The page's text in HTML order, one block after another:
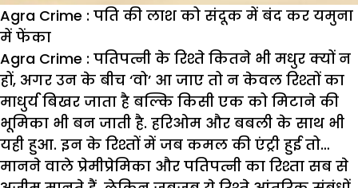
Agra Crime : पति की लाश को संदूक में बंद कर यमुना
में फेंका
Agra Crime : पतिपत्नी के रिश्ते कितने भी मधुर क्यों न
हों, अगर उन के बीच ‘वो’ आ जाए तो न केवल रिश्तों का
माधुर्य बिखर जाता है बल्कि किसी एक को मिटाने की
भूमिका भी बन जाती है. हरिओम और बबली के साथ भी
यही हुआ. इन के रिश्तों में जब कमल की एंट्री हुई तो…
मानने वाले प्रेमीप्रेमिका और पतिपत्नी का रिश्ता सब से